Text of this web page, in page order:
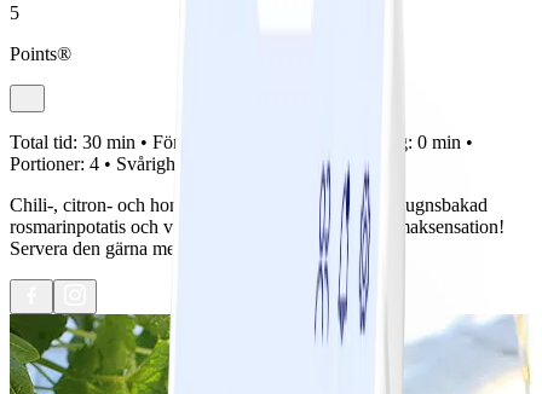
5
Points®
Total tid: 30 min • Förberedelse: Tillagning: 0 min •
Portioner: 4 • Svårighetsgrad:
Chili-, citron- och honungsmarinerad kyckling med ugnsbakad
rosmarinpotatis och vitlökssås. Rätten är en riktig smaksensation!
Servera den gärna med en god sallad.